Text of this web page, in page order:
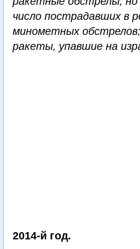
число пострадавших в
минометных
ракеты, упавшие на
2014-й год.